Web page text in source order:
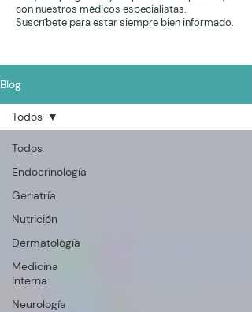
con nuestros médicos especialistas.
Suscríbete para estar siempre bien informado.
Blog
Todos
Endocrinología
Geriatría
Nutrición
Dermatología
Medicina
Interna
Neurología
Todos